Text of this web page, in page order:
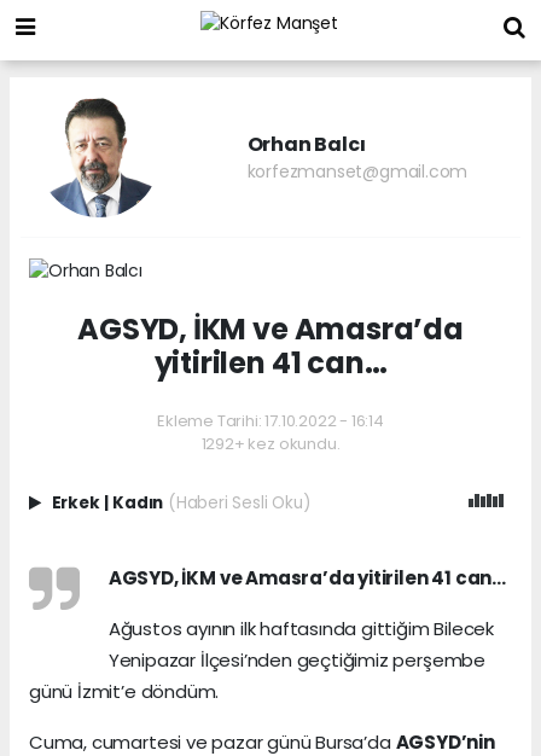
Orhan Balcı
korfezmanset@gmail.com
AGSYD, İKM ve Amasra’da
yitirilen 41 can…
Ekleme Tarihi: 17.10.2022 - 16:14
1292+ kez okundu.
Erkek | Kadın (Haberi Sesli Oku)
AGSYD, İKM ve Amasra’da yitirilen 41 can…
Ağustos ayının ilk haftasında gittiğim Bilecek
Yenipazar İlçesi’nden geçtiğimiz perşembe
günü İzmit’e döndüm.
Cuma, cumartesi ve pazar günü Bursa’da AGSYD’nin